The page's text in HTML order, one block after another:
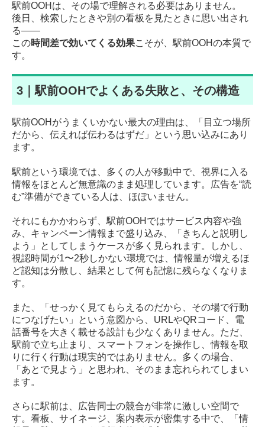
駅前OOHは、その場で理解される必要はありません。
後日、検索したときや別の看板を見たときに思い出され
る――
この時間差で効いてくる効果こそが、駅前OOHの本質で
す。
3｜駅前OOHでよくある失敗と、その構造
駅前OOHがうまくいかない最大の理由は、「目立つ場所
だから、伝えれば伝わるはずだ」という思い込みにあり
ます。
駅前という環境では、多くの人が移動中で、視界に入る
情報をほとんど無意識のまま処理しています。広告を“読
む”準備ができている人は、ほぼいません。
それにもかかわらず、駅前OOHではサービス内容や強
み、キャンペーン情報まで盛り込み、「きちんと説明し
よう」としてしまうケースが多く見られます。しかし、
視認時間が1〜2秒しかない環境では、情報量が増えるほ
ど認知は分散し、結果として何も記憶に残らなくなりま
す。
また、「せっかく見てもらえるのだから、その場で行動
につなげたい」という意図から、URLやQRコード、電
話番号を大きく載せる設計も少なくありません。ただ、
駅前で立ち止まり、スマートフォンを操作し、情報を取
りに行く行動は現実的ではありません。多くの場合、
「あとで見よう」と思われ、そのまま忘れられてしまい
ます。
さらに駅前は、広告同士の競合が非常に激しい空間で
す。看板、サイネージ、案内表示が密集する中で、「情